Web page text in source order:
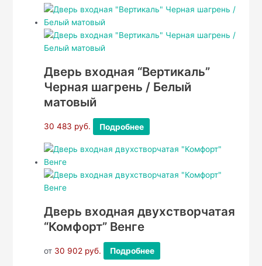
Дверь входная “Вертикаль”
Черная шагрень / Белый
матовый
30 483 руб. Подробнее
Дверь входная двухстворчатая
“Комфорт” Венге
от 30 902 руб. Подробнее